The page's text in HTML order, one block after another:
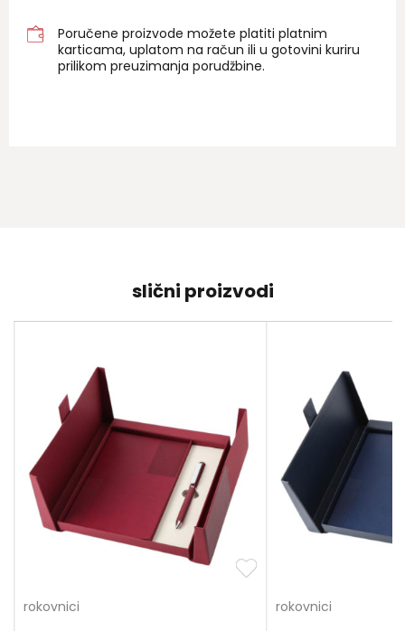
Poručene proizvode možete platiti platnim
karticama, uplatom na račun ili u gotovini kuriru
prilikom preuzimanja porudžbine.
slični proizvodi
rokovnici rokovnici